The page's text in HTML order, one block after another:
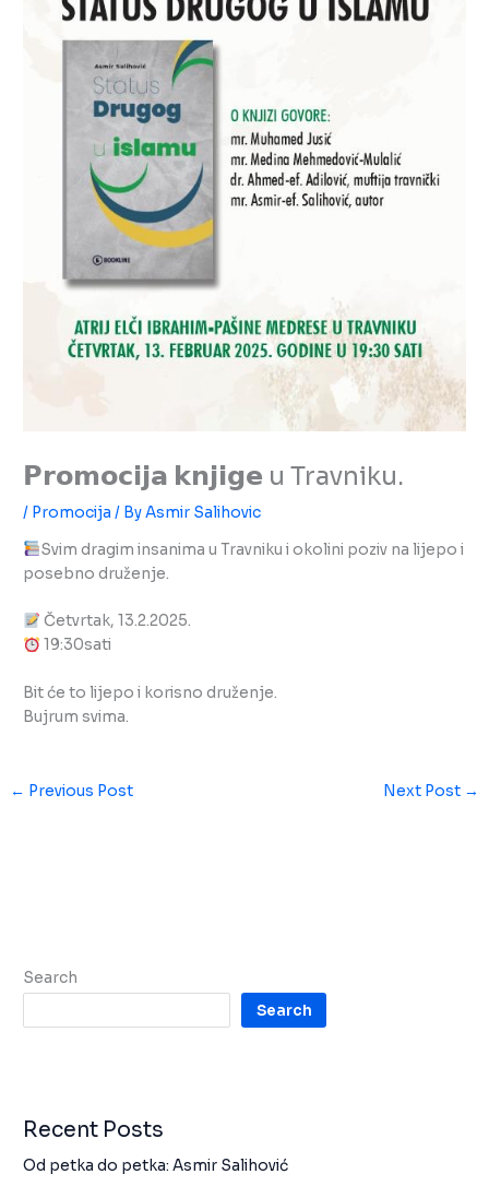
𝗣𝗿𝗼𝗺𝗼𝗰𝗶𝗷𝗮 𝗸𝗻𝗷𝗶𝗴𝗲 u Travniku.
/ Promocija / ByAsmir Salihovic
Svim dragim insanima u Travniku i okolini poziv na lijepo i
posebno druženje.
Četvrtak, 13.2.2025.
19:30sati
Bit će to lijepo i korisno druženje.
Bujrum svima.
← Previous Post Next Post →
Search
Search
Recent Posts
Od petka do petka: Asmir Salihović